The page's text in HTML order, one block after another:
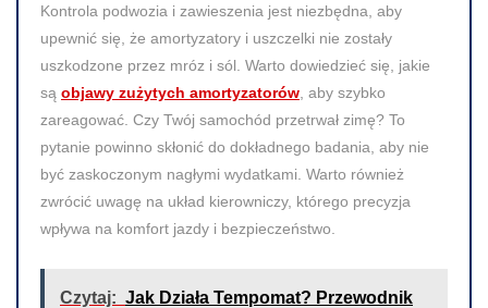
Kontrola podwozia i zawieszenia jest niezbędna, aby
upewnić się, że amortyzatory i uszczelki nie zostały
uszkodzone przez mróz i sól. Warto dowiedzieć się, jakie
są objawy zużytych amortyzatorów , aby szybko
zareagować. Czy Twój samochód przetrwał zimę? To
pytanie powinno skłonić do dokładnego badania, aby nie
być zaskoczonym nagłymi wydatkami. Warto również
zwrócić uwagę na układ kierowniczy, którego precyzja
wpływa na komfort jazdy i bezpieczeństwo.
Czytaj: Jak Działa Tempomat? Przewodnik